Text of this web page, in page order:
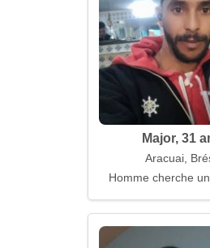
Major, 31
Aracuai,
Homme cherche